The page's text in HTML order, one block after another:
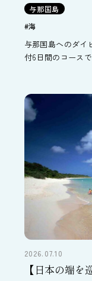
与那国島
#海
与那国島へのダイ
付6日間のコース
にも珍しい海底遺
ころです。
2026.07.10
【日本の端